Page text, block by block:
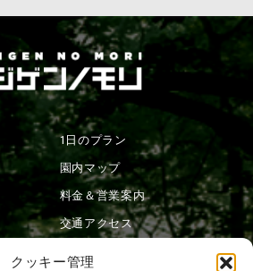
クッキー管理
1日のプラン
園内マップ
料金＆営業案内
交通アクセス